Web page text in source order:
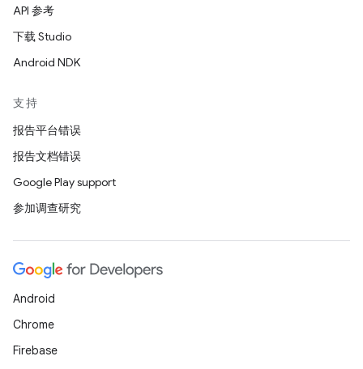
API 参考
下载 Studio
Android NDK
支持
报告平台错误
报告文档错误
Google Play support
参加调查研究
Android
Chrome
Firebase